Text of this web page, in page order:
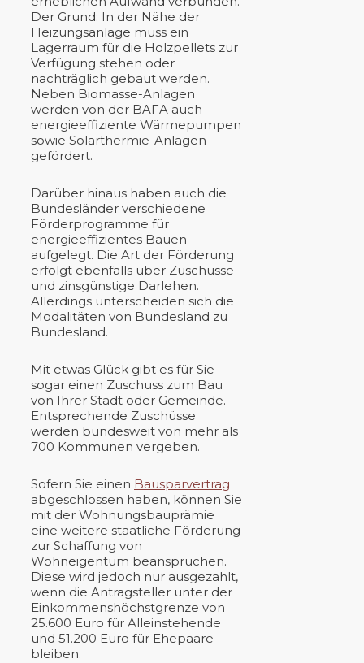
Der Grund: In der Nähe der
Heizungsanlage muss ein
Lagerraum für die Holzpellets zur
Verfügung stehen oder
nachträglich gebaut werden.
Neben Biomasse-Anlagen
werden von der BAFA auch
energieeffiziente Wärmepumpen
sowie Solarthermie-Anlagen
gefördert.
Darüber hinaus haben auch die
Bundesländer verschiedene
Förderprogramme für
energieeffizientes Bauen
aufgelegt. Die Art der Förderung
erfolgt ebenfalls über Zuschüsse
und zinsgünstige Darlehen.
Allerdings unterscheiden sich die
Modalitäten von Bundesland zu
Bundesland.
Mit etwas Glück gibt es für Sie
sogar einen Zuschuss zum Bau
von Ihrer Stadt oder Gemeinde.
Entsprechende Zuschüsse
werden bundesweit von mehr als
700 Kommunen vergeben.
Sofern Sie einen Bausparvertrag
abgeschlossen haben, können Sie
mit der Wohnungsbauprämie
eine weitere staatliche Förderung
zur Schaffung von
Wohneigentum beanspruchen.
Diese wird jedoch nur ausgezahlt,
wenn die Antragsteller unter der
Einkommenshöchstgrenze von
25.600 Euro für Alleinstehende
und 51.200 Euro für Ehepaare
bleiben.